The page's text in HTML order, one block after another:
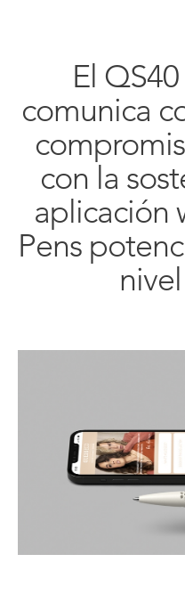
El
comunica
con la
aplicación
Pens